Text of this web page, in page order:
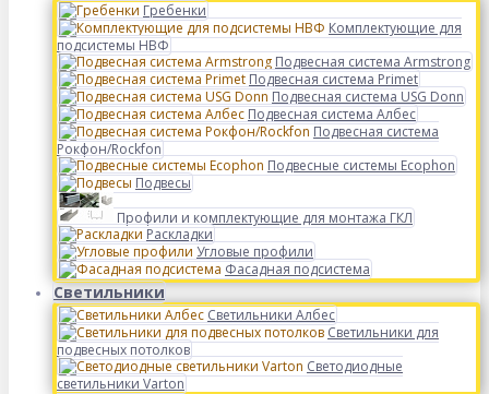
Гребенки
Комплектующие для
подсистемы НВФ
Подвесная система Armstrong
Подвесная система Primet
Подвесная система USG Donn
Подвесная система Албес
Подвесная система
Рокфон/Rockfon
Подвесные системы Ecophon
Подвесы
Профили и комплектующие для монтажа ГКЛ
Раскладки
Угловые профили
Фасадная подсистема
Светильники
Светильники Албес
Светильники для
подвесных потолков
Светодиодные
светильники Varton